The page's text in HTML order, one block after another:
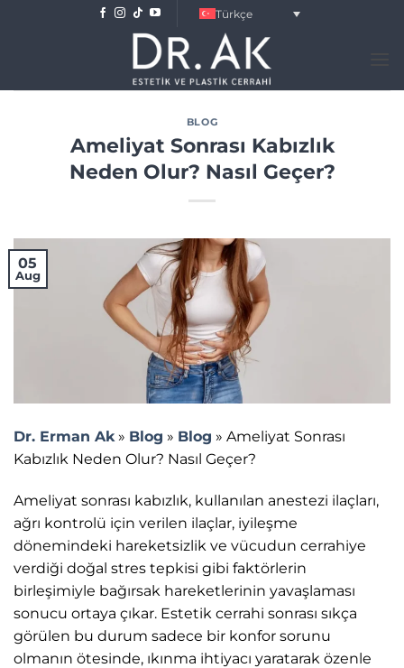
Türkçe
BLOG
Ameliyat Sonrası Kabızlık
Neden Olur? Nasıl Geçer?
05
Aug
Dr. Erman Ak» Blog » Blog » Ameliyat Sonrası
Kabızlık Neden Olur? Nasıl Geçer?
Ameliyat sonrası kabızlık, kullanılan anestezi ilaçları,
ağrı kontrolü için verilen ilaçlar, iyileşme
dönemindeki hareketsizlik ve vücudun cerrahiye
verdiği doğal stres tepkisi gibi faktörlerin
birleşimiyle bağırsak hareketlerinin yavaşlaması
sonucu ortaya çıkar. Estetik cerrahi sonrası sıkça
görülen bu durum sadece bir konfor sorunu
olmanın ötesinde, ıkınma ihtiyacı yaratarak özenle